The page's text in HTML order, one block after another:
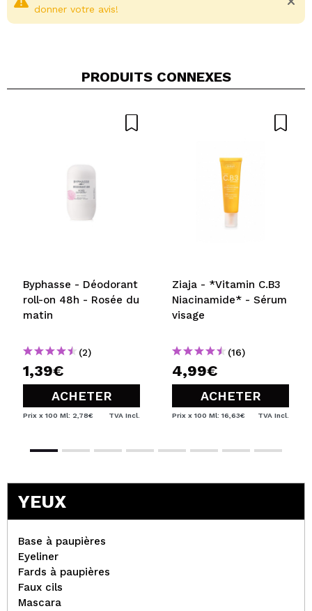
Recommandez-vous cet achat? Oui
donner votre avis!
PRODUITS CONNEXES
Byphasse - Déodorant
roll-on 48h - Rosée du
matin
(2)
1,39€
ACHETER
Prix x 100 Ml: 2,78€ TVA Incl.
Ziaja - *Vitamin C.B3
Niacinamide* - Sérum
visage
(16)
4,99€
ACHETER
Prix x 100 Ml: 16,63€ TVA Incl.
YEUX
Base à paupières
Eyeliner
Fards à paupières
Faux cils
Mascara